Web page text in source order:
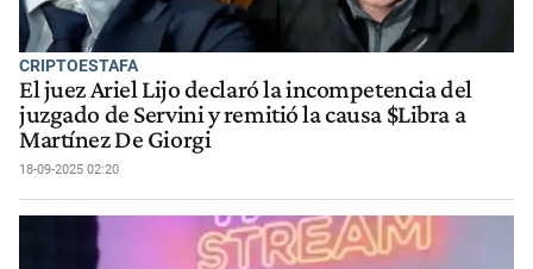
CRIPTOESTAFA
El juez Ariel Lijo declaró la incompetencia del
juzgado de Servini y remitió la causa $Libra a
Martínez De Giorgi
18-09-2025 02:20